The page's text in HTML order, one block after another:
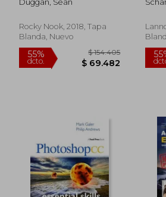
55%
dcto.
$ 173.301
Photographic
to Know (en Inglés)
Duggan, Seán
Rocky Nook, 2018, Tapa
Blanda, Nuevo